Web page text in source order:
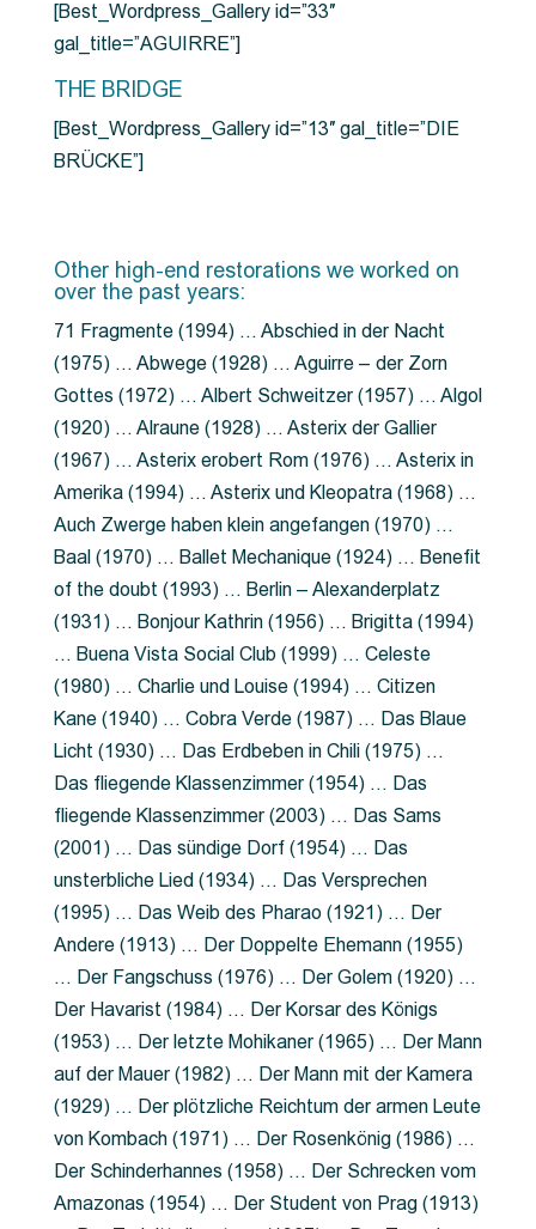
[Best_Wordpress_Gallery id=”33″
gal_title=”AGUIRRE”]
THE BRIDGE
[Best_Wordpress_Gallery id=”13″ gal_title=”DIE
BRÜCKE”]
Other high-end restorations we worked on
over the past years:
71 Fragmente (1994) … Abschied in der Nacht
(1975) … Abwege (1928) … Aguirre – der Zorn
Gottes (1972) … Albert Schweitzer (1957) … Algol
(1920) … Alraune (1928) … Asterix der Gallier
(1967) … Asterix erobert Rom (1976) … Asterix in
Amerika (1994) … Asterix und Kleopatra (1968) …
Auch Zwerge haben klein angefangen (1970) …
Baal (1970) … Ballet Mechanique (1924) … Benefit
of the doubt (1993) … Berlin – Alexanderplatz
(1931) … Bonjour Kathrin (1956) … Brigitta (1994)
… Buena Vista Social Club (1999) … Celeste
(1980) … Charlie und Louise (1994) … Citizen
Kane (1940) … Cobra Verde (1987) … Das Blaue
Licht (1930) … Das Erdbeben in Chili (1975) …
Das fliegende Klassenzimmer (1954) … Das
fliegende Klassenzimmer (2003) … Das Sams
(2001) … Das sündige Dorf (1954) … Das
unsterbliche Lied (1934) … Das Versprechen
(1995) … Das Weib des Pharao (1921) … Der
Andere (1913) … Der Doppelte Ehemann (1955)
… Der Fangschuss (1976) … Der Golem (1920) …
Der Havarist (1984) … Der Korsar des Königs
(1953) … Der letzte Mohikaner (1965) … Der Mann
auf der Mauer (1982) … Der Mann mit der Kamera
(1929) … Der plötzliche Reichtum der armen Leute
von Kombach (1971) … Der Rosenkönig (1986) …
Der Schinderhannes (1958) … Der Schrecken vom
Amazonas (1954) … Der Student von Prag (1913)